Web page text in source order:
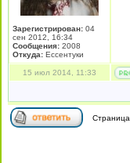
Зарегистрирован: 04
сен 2012, 16:34
Сообщения: 2008
Откуда: Ессентуки
15 июл 2014, 11:33
Страница